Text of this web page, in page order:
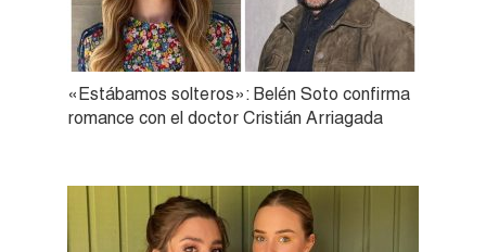
«Estábamos solteros»: Belén Soto confirma
romance con el doctor Cristián Arriagada